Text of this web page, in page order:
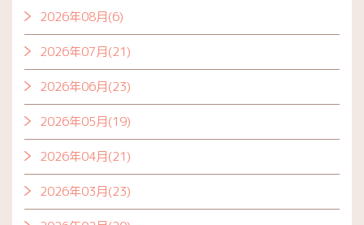
2026年08月(6)
2026年07月(21)
2026年06月(23)
2026年05月(19)
2026年04月(21)
2026年03月(23)